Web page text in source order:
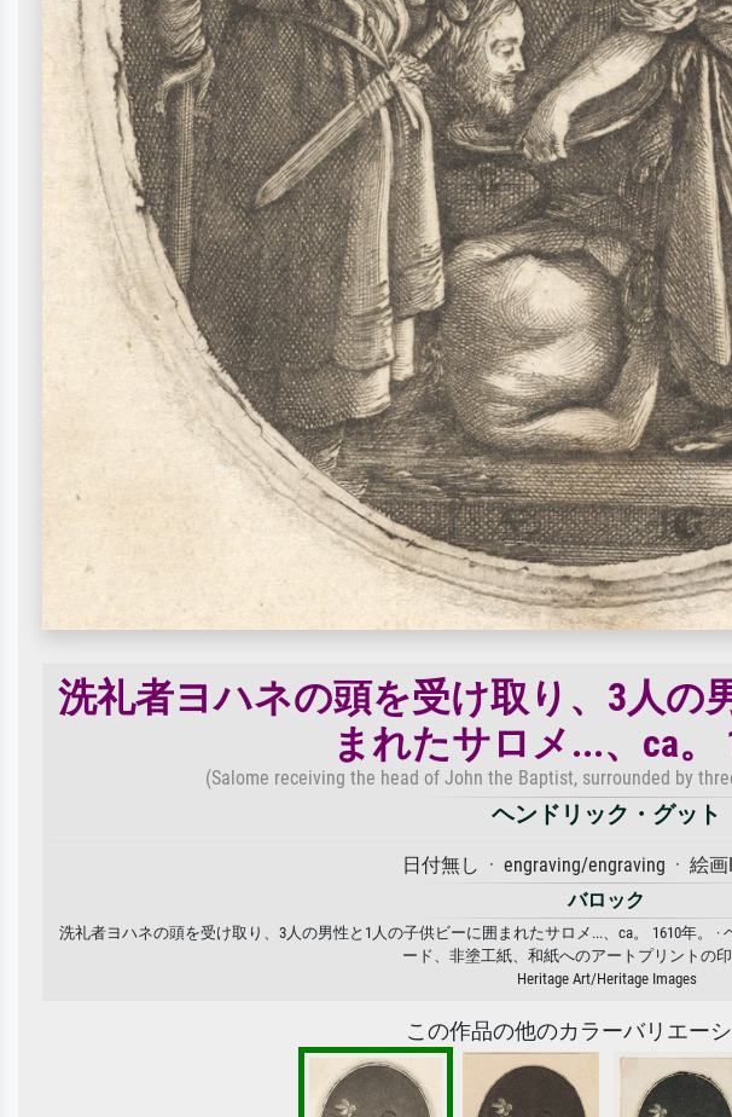
洗礼者ヨハネの頭を受け取り、3人の
まれたサロメ...、ca。
(Salome receiving the head of John the Baptist, surrounded by
ヘンドリック・グット
日付無し · engraving/engraving · 絵画
バロック
洗礼者ヨハネの頭を受け取り、3人の男性と1人の子供ビーに囲まれたサロメ...、ca。 1610年。
ード、非塗工紙、和紙へのアートプリントの印
Heritage Art/Heritage Images
この作品の他のカラーバリエー